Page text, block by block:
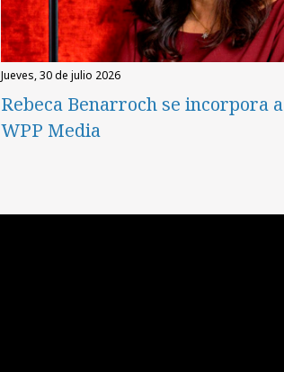
jueves, 30 de julio 2026
Rebeca Benarroch se incorpora a
WPP Media